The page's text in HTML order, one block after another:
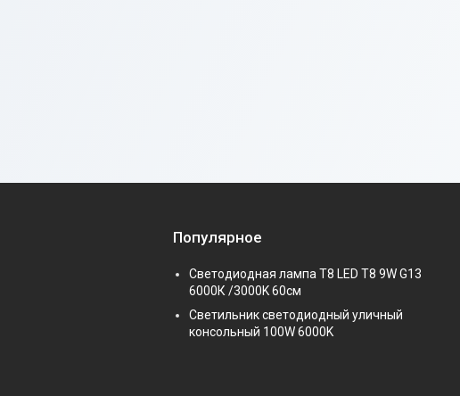
Популярное
Светодиодная лампа Т8 LED T8 9W G13
6000К /3000K 60см
Светильник светодиодный уличный
консольный 100W 6000K